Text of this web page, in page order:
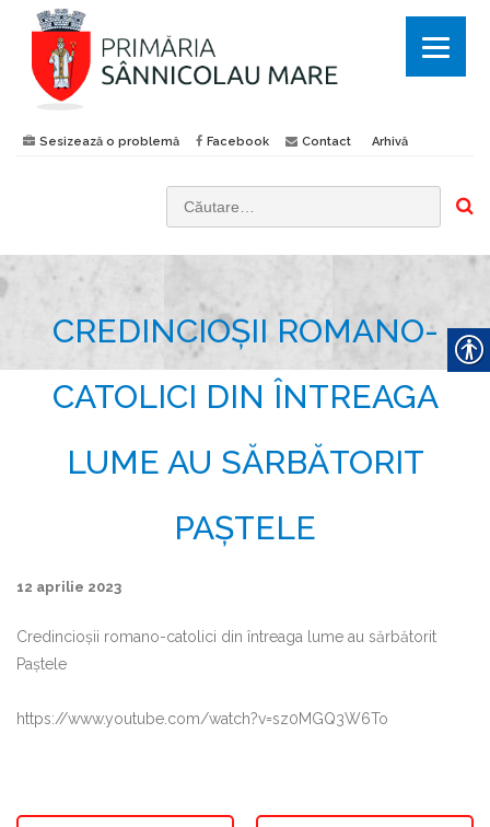
Sesizează o problemă Facebook Contact Arhivă
CREDINCIOȘII ROMANO-
CATOLICI DIN ÎNTREAGA
LUME AU SĂRBĂTORIT
PAȘTELE
12 aprilie 2023
Credincioșii romano-catolici din întreaga lume au sărbătorit
Paștele
https://www.youtube.com/watch?v=sz0MGQ3W6To